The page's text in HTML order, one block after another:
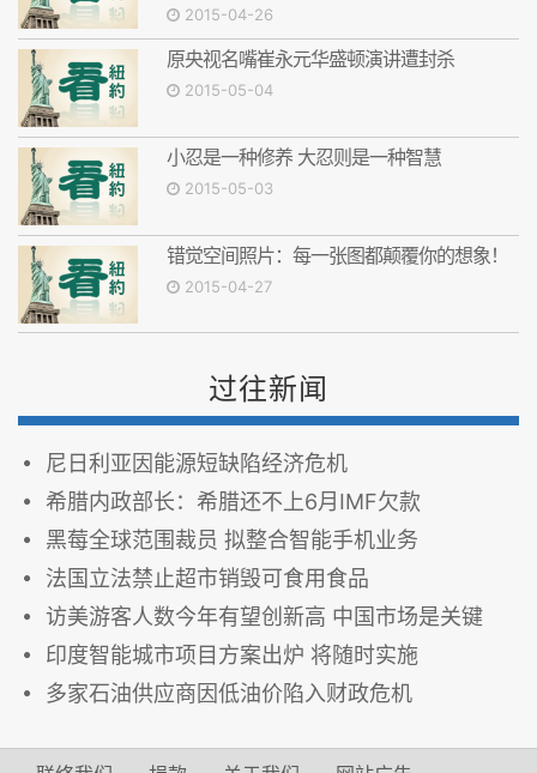
2015-04-26
原央视名嘴崔永元华盛顿演讲遭封杀
2015-05-04
小忍是一种修养 大忍则是一种智慧
2015-05-03
错觉空间照片：每一张图都颠覆你的想象！
2015-04-27
过往新闻
尼日利亚因能源短缺陷经济危机
希腊内政部长：希腊还不上6月IMF欠款
黑莓全球范围裁员 拟整合智能手机业务
法国立法禁止超市销毁可食用食品
访美游客人数今年有望创新高 中国市场是关键
印度智能城市项目方案出炉 将随时实施
多家石油供应商因低油价陷入财政危机